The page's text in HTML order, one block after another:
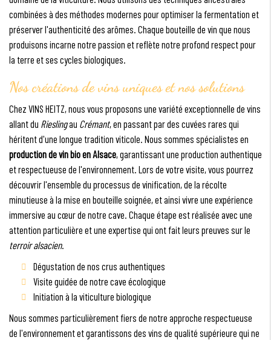
combinées à des méthodes modernes pour optimiser la fermentation et
préserver l'authenticité des arômes. Chaque bouteille de vin que nous
produisons incarne notre passion et reflète notre profond respect pour
la terre et ses cycles biologiques.
Nos créations de vins uniques et nos solutions
Chez VINS HEITZ, nous vous proposons une variété exceptionnelle de vins
allant du Rieslingau Crémant, en passant par des cuvées rares qui
héritent d'une longue tradition viticole. Nous sommes spécialistes en
production de vin bio en Alsace, garantissant une production authentique
et respectueuse de l'environnement. Lors de votre visite, vous pourrez
découvrir l'ensemble du processus de vinification, de la récolte
minutieuse à la mise en bouteille soignée, et ainsi vivre une expérience
immersive au cœur de notre cave. Chaque étape est réalisée avec une
attention particulière et une expertise qui ont fait leurs preuves sur le
terroir alsacien.
Dégustation de nos crus authentiques
Visite guidée de notre cave écologique
Initiation à la viticulture biologique
Nous sommes particulièrement fiers de notre approche respectueuse
de l'environnement et garantissons des vins de qualité supérieure qui ne